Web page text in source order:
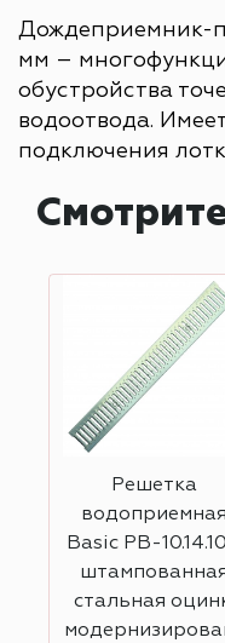
Дождеприемник-
мм –
обустройства
водоотвода.
подключения
Решетка
водоприемная
Basic РВ-
стальная